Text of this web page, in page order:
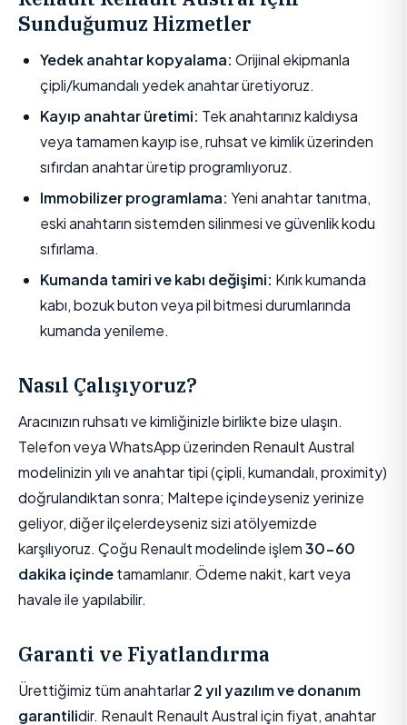
Sunduğumuz Hizmetler
Yedek anahtar kopyalama: Orijinal ekipmanla
çipli/kumandalı yedek anahtar üretiyoruz.
Kayıp anahtar üretimi: Tek anahtarınız kaldıysa
veya tamamen kayıp ise, ruhsat ve kimlik üzerinden
sıfırdan anahtar üretip programlıyoruz.
Immobilizer programlama: Yeni anahtar tanıtma,
eski anahtarın sistemden silinmesi ve güvenlik kodu
sıfırlama.
Kumanda tamiri ve kabı değişimi: Kırık kumanda
kabı, bozuk buton veya pil bitmesi durumlarında
kumanda yenileme.
Nasıl Çalışıyoruz?
Aracınızın ruhsatı ve kimliğinizle birlikte bize ulaşın.
Telefon veya WhatsApp üzerinden Renault Austral
modelinizin yılı ve anahtar tipi (çipli, kumandalı, proximity)
doğrulandıktan sonra; Maltepe içindeyseniz yerinize
geliyor, diğer ilçelerdeyseniz sizi atölyemizde
karşılıyoruz. Çoğu Renault modelinde işlem30-60
dakika içindetamamlanır. Ödeme nakit, kart veya
havale ile yapılabilir.
Garanti ve Fiyatlandırma
Ürettiğimiz tüm anahtarlar2 yıl yazılım ve donanım
garantilidir. Renault Renault Austral için fiyat, anahtar